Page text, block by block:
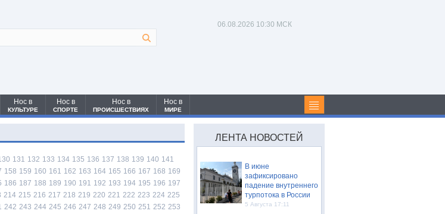
06.08.2026 10:30 МСК
Нос в
КУЛЬТУРЕ
Нос в
СПОРТЕ
Нос в
ПРОИСШЕСТВИЯХ
Нос в
МИРЕ
131 132 133 134 135 136 137 138 139 140 141
158 159 160 161 162 163 164 165 166 167 168 169
186 187 188 189 190 191 192 193 194 195 196 197
214 215 216 217 218 219 220 221 222 223 224 225
242 243 244 245 246 247 248 249 250 251 252 253
ЛЕНТА НОВОСТЕЙ
В июне
зафиксировано
падение внутреннего
турпотока в России
5 Августа 17:11